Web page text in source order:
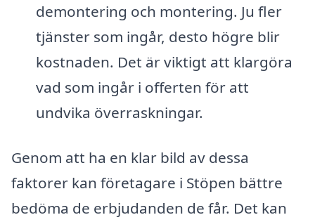
demontering och montering. Ju fler
tjänster som ingår, desto högre blir
kostnaden. Det är viktigt att klargöra
vad som ingår i offerten för att
undvika överraskningar.
Genom att ha en klar bild av dessa
faktorer kan företagare i Stöpen bättre
bedöma de erbjudanden de får. Det kan